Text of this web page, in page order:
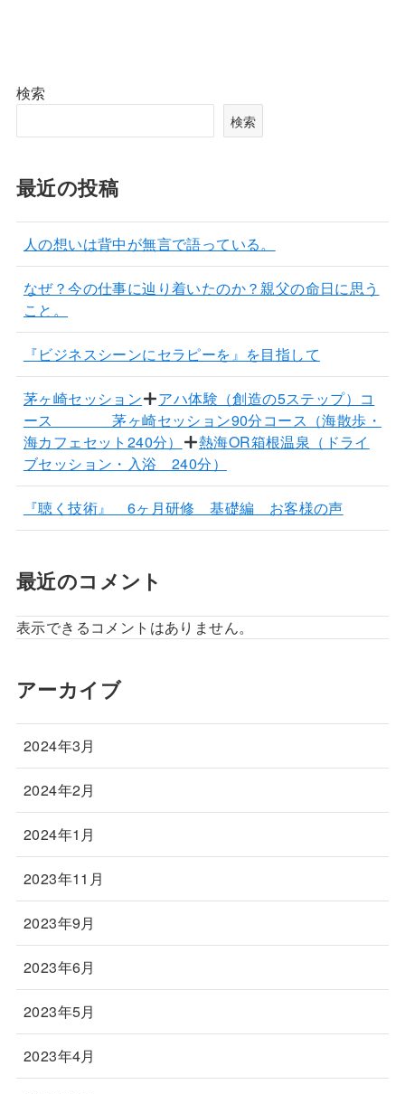
検索
検索
最近の投稿
人の想いは背中が無言で語っている。
なぜ？今の仕事に辿り着いたのか？親父の命日に思う
こと。
『ビジネスシーンにセラピーを』を目指して
茅ヶ崎セッション
アハ体験（創造の5ステップ）コ
ース 茅ヶ崎セッション90分コース（海散歩・
海カフェセット240分）
熱海OR箱根温泉（ドライ
ブセッション・入浴 240分）
『聴く技術』 6ヶ月研修 基礎編 お客様の声
最近のコメント
表示できるコメントはありません。
アーカイブ
2024年3月
2024年2月
2024年1月
2023年11月
2023年9月
2023年6月
2023年5月
2023年4月